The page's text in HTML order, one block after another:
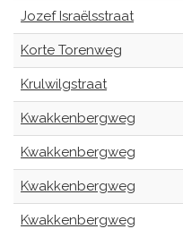
Jozef Israëlsstraat
Korte Torenweg
Krulwilgstraat
Kwakkenbergweg
Kwakkenbergweg
Kwakkenbergweg
Kwakkenbergweg